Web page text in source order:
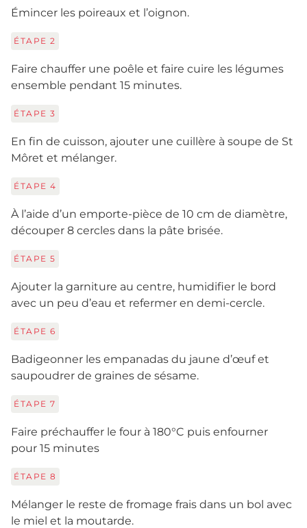
Émincer les poireaux et l’oignon.
ÉTAPE 2
Faire chauffer une poêle et faire cuire les légumes
ensemble pendant 15 minutes.
ÉTAPE 3
En fin de cuisson, ajouter une cuillère à soupe de St
Môret et mélanger.
ÉTAPE 4
À l’aide d’un emporte-pièce de 10 cm de diamètre,
découper 8 cercles dans la pâte brisée.
ÉTAPE 5
Ajouter la garniture au centre, humidifier le bord
avec un peu d’eau et refermer en demi-cercle.
ÉTAPE 6
Badigeonner les empanadas du jaune d’œuf et
saupoudrer de graines de sésame.
ÉTAPE 7
Faire préchauffer le four à 180°C puis enfourner
pour 15 minutes
ÉTAPE 8
Mélanger le reste de fromage frais dans un bol avec
le miel et la moutarde.